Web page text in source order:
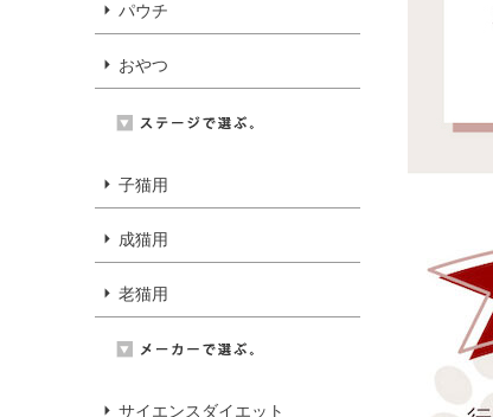
パウチ
おやつ
子猫用
成猫用
老猫用
サイエンスダイエット